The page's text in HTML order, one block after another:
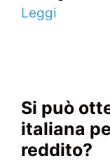
Leggi
Si può
italiana
reddito?